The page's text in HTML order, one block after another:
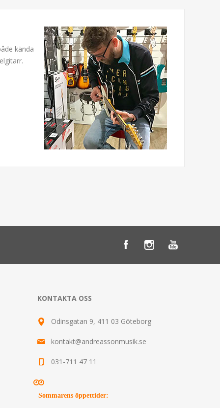
kända
KONTAKTA OSS
Odinsgatan 9, 411 03 Göteborg
kontakt@andreassonmusik.se
031-711 47 11
Sommarens öppettider: